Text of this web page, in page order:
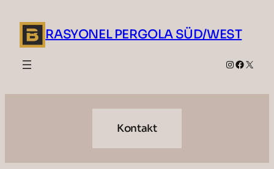
Inhalt
springen
RASYONEL PERGOLA SÜD/WEST
Instagram
X
Kontakt